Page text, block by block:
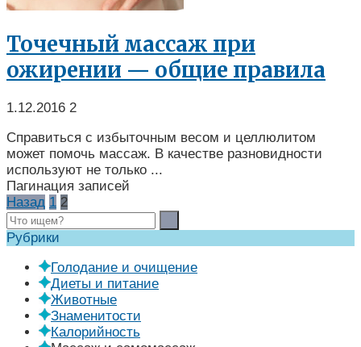
Точечный массаж при
ожирении — общие правила
1.12.2016 2
Справиться с избыточным весом и целлюлитом
может помочь массаж. В качестве разновидности
используют не только ...
Пагинация записей
Назад 1 2
Рубрики
Голодание и очищение
Диеты и питание
Животные
Знаменитости
Калорийность